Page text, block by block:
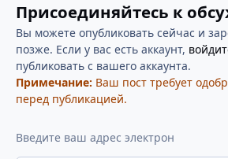
Присоединяйтесь к
Вы можете опубликовать сейчас и
позже. Если у вас есть аккаунт,
публиковать с вашего аккаунта.
Примечание: Ваш пост требует
перед публикацией.